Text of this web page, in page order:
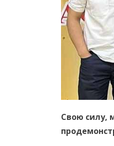
Свою силу,